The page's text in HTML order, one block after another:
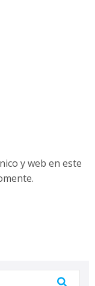
y web en este